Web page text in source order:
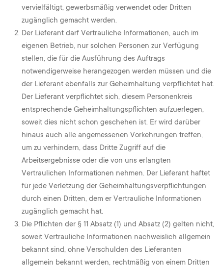
vervielfältigt, gewerbsmäßig verwendet oder Dritten
zugänglich gemacht werden.
Der Lieferant darf Vertrauliche Informationen, auch im
eigenen Betrieb, nur solchen Personen zur Verfügung
stellen, die für die Ausführung des Auftrags
notwendigerweise herangezogen werden müssen und die
der Lieferant ebenfalls zur Geheimhaltung verpflichtet hat.
Der Lieferant verpflichtet sich, diesem Personenkreis
entsprechende Geheimhaltungspflichten aufzuerlegen,
soweit dies nicht schon geschehen ist. Er wird darüber
hinaus auch alle angemessenen Vorkehrungen treffen,
um zu verhindern, dass Dritte Zugriff auf die
Arbeitsergebnisse oder die von uns erlangten
Vertraulichen Informationen nehmen. Der Lieferant haftet
für jede Verletzung der Geheimhaltungsverpflichtungen
durch einen Dritten, dem er Vertrauliche Informationen
zugänglich gemacht hat.
Die Pflichten der § 11 Absatz (1) und Absatz (2) gelten nicht,
soweit Vertrauliche Informationen nachweislich allgemein
bekannt sind, ohne Verschulden des Lieferanten
allgemein bekannt werden, rechtmäßig von einem Dritten